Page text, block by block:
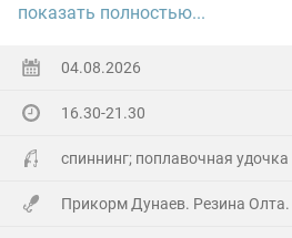
поймал.
На заказе еще покидал
Отпустил, и пошел домой.
показать полностью...
04.08.2026
16.30-21.30
спиннинг; поплавочная удочка
Прикорм Дунаев. Резина Олта.